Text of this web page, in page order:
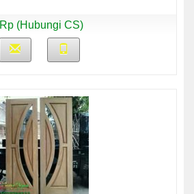
Rp (Hubungi CS)